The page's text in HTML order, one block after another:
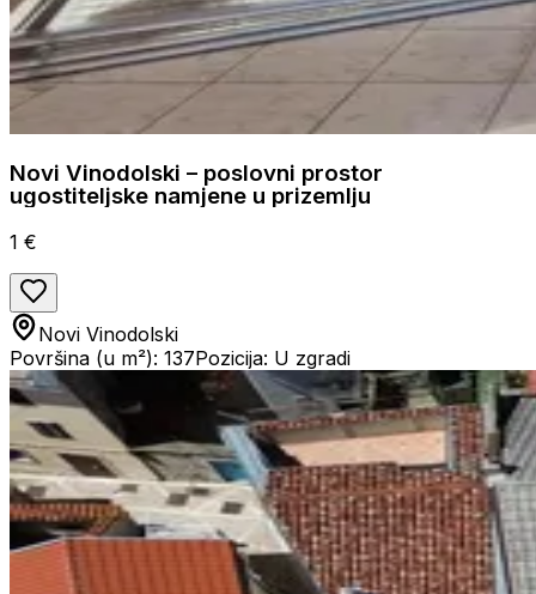
Novi Vinodolski – poslovni prostor
ugostiteljske namjene u prizemlju
1 €
Novi Vinodolski
Površina (u m²): 137Pozicija: U zgradi